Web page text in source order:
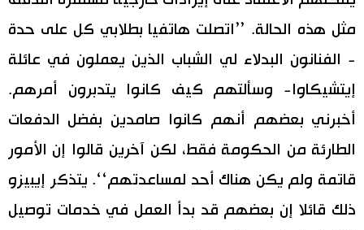
مثل هذه الحالة. ’’اتصلت هاتفيا بطلابي كل على حدة
- الفنانون البدلاء لي الشباب الذين يعملون في عائلة
إيتشيكاوا- وسألتهم كيف كانوا يتدبرون أمرهم.
أخبرني بعضهم أنهم كانوا صامدين بفضل الدفعات
الطارئة من الحكومة فقط، لكن آخرين قالوا إن الأمور
قاتمة ولم يكن هناك أحد لمساعدتهم‘‘. يتذكر إيبيزو
ذلك قائلا إن بعضهم قد بدأ العمل في خدمات توصيل